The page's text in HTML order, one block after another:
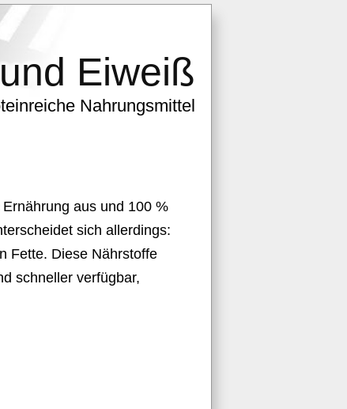
Eiweiß
Nahrungsmittel
aus und 100 %
sich allerdings:
Fette. Diese Nährstoffe
schneller verfügbar,